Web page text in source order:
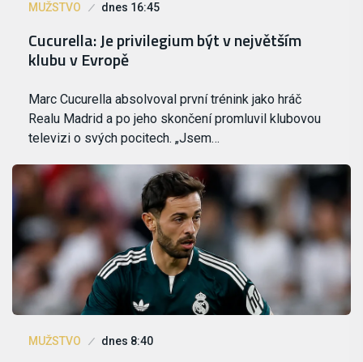
MUŽSTVO dnes 16:45
Cucurella: Je privilegium být v největším
klubu v Evropě
Marc Cucurella absolvoval první trénink jako hráč
Realu Madrid a po jeho skončení promluvil klubovou
televizi o svých pocitech. „Jsem…
MUŽSTVO dnes 8:40